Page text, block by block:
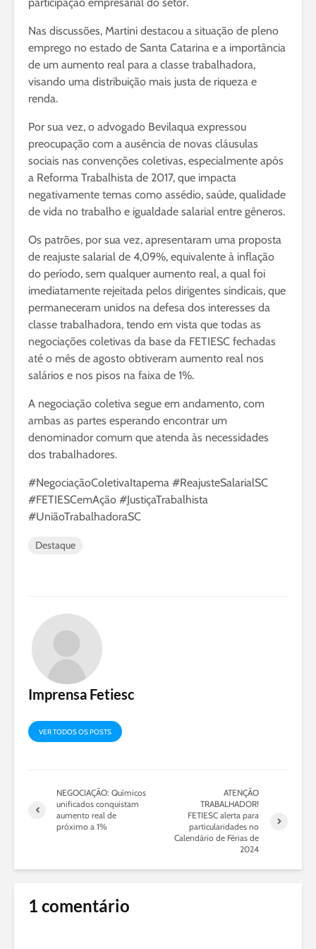
participação empresarial do setor.
Nas discussões, Martini destacou a situação de pleno
emprego no estado de Santa Catarina e a importância
de um aumento real para a classe trabalhadora,
visando uma distribuição mais justa de riqueza e
renda.
Por sua vez, o advogado Bevilaqua expressou
preocupação com a ausência de novas cláusulas
sociais nas convenções coletivas, especialmente após
a Reforma Trabalhista de 2017, que impacta
negativamente temas como assédio, saúde, qualidade
de vida no trabalho e igualdade salarial entre gêneros.
Os patrões, por sua vez, apresentaram uma proposta
de reajuste salarial de 4,09%, equivalente à inflação
do período, sem qualquer aumento real, a qual foi
imediatamente rejeitada pelos dirigentes sindicais, que
permaneceram unidos na defesa dos interesses da
classe trabalhadora, tendo em vista que todas as
negociações coletivas da base da FETIESC fechadas
até o mês de agosto obtiveram aumento real nos
salários e nos pisos na faixa de 1%.
A negociação coletiva segue em andamento, com
ambas as partes esperando encontrar um
denominador comum que atenda às necessidades
dos trabalhadores.
#NegociaçãoColetivaItapema #ReajusteSalarialSC
#FETIESCemAção #JustiçaTrabalhista
#UniãoTrabalhadoraSC
Destaque
Imprensa Fetiesc
VER TODOS OS POSTS
NEGOCIAÇÃO: Químicos
unificados conquistam
aumento real de
próximo a 1%
ATENÇÃO
TRABALHADOR!
FETIESC alerta para
particularidades no
Calendário de Férias de
2024
1 comentário